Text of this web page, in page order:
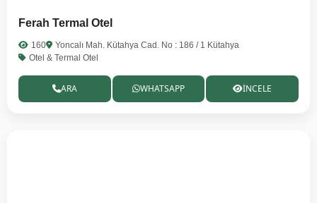
Ferah Termal Otel
160
Yoncalı Mah. Kütahya Cad. No : 186 / 1 Kütahya
Otel & Termal Otel
ARA WHATSAPP İNCELE